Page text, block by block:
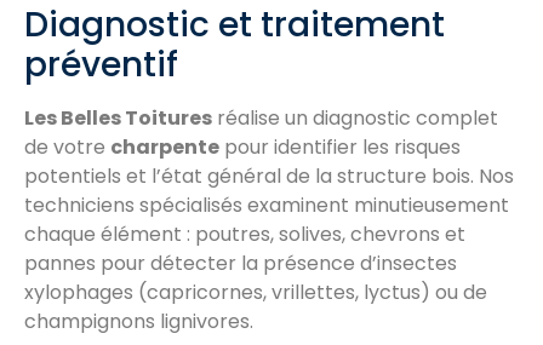
Diagnostic et traitement
préventif
Les Belles Toitures réalise un diagnostic complet
de votre charpente pour identifier les risques
potentiels et l’état général de la structure bois. Nos
techniciens spécialisés examinent minutieusement
chaque élément : poutres, solives, chevrons et
pannes pour détecter la présence d’insectes
xylophages (capricornes, vrillettes, lyctus) ou de
champignons lignivores.